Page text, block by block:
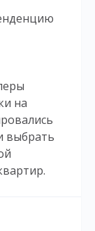
на
выбрать